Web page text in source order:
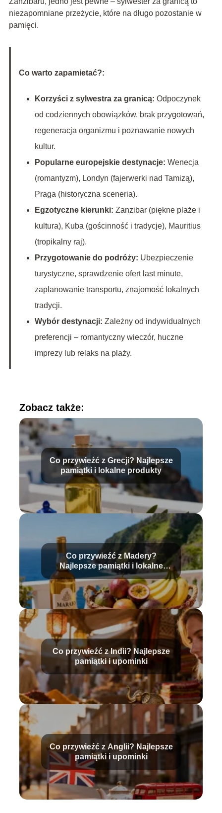
niezapomniane przeżycie, które na długo pozostanie w
pamięci.
Co warto zapamietać?:
Korzyści z sylwestra za granicą: Odpoczynek
od codziennych obowiązków, brak przygotowań,
regeneracja organizmu i poznawanie nowych
kultur.
Popularne europejskie destynacje: Wenecja
(romantyzm), Londyn (fajerwerki nad Tamizą),
Praga (historyczna sceneria).
Egzotyczne kierunki: Zanzibar (piękne plaże i
kultura), Kuba (gościnność i tradycje), Mauritius
(tropikalny raj).
Przygotowanie do podróży: Ubezpieczenie
turystyczne, sprawdzenie ofert last minute,
zaplanowanie transportu, znajomość lokalnych
tradycji.
Wybór destynacji: Zależny od indywidualnych
preferencji – romantyczny wieczór, huczne
imprezy lub relaks na plaży.
Zobacz także:
Co przywieźć z Grecji? Najlepsze
pamiątki i lokalne produkty
Co przywieźć z Madery?
Najlepsze pamiątki i lokalne
produkty
Co przywieźć z Indii? Najlepsze
pamiątki i upominki
Co przywieźć z Anglii? Najlepsze
pamiątki i upominki